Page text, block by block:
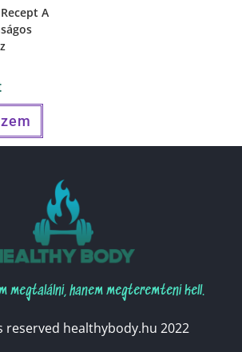
A
megtalálni, hanem megteremteni kell.
reserved healthybody.hu 2022